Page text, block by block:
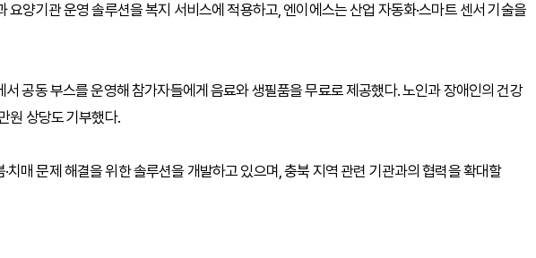
요양기관 운영 솔루션을 복지 서비스에 적용하고, 엔이에스는 산업 자동화·스마트 센서 기술을
공동 부스를 운영해 참가자들에게 음료와 생필품을 무료로 제공했다. 노인과 장애인의 건강
원 상당도 기부했다.
치매 문제 해결을 위한 솔루션을 개발하고 있으며, 충북 지역 관련 기관과의 협력을 확대할